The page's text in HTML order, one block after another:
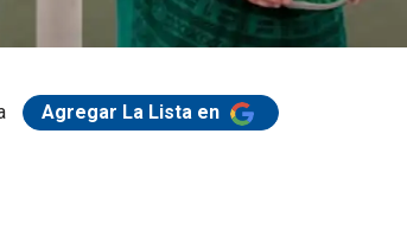
Agregar La Lista en